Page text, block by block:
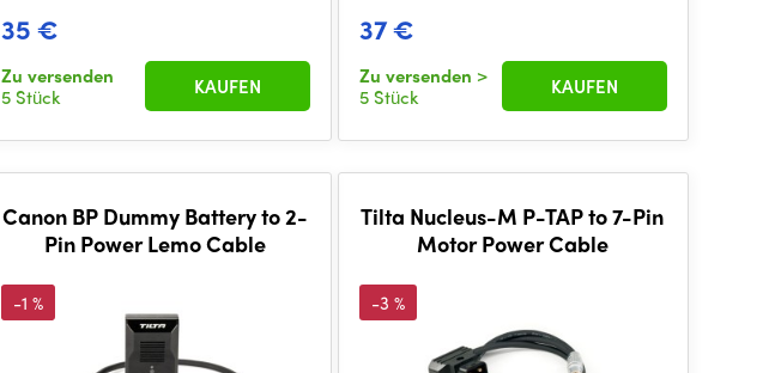
35 €
Zu versenden
5 Stück
KAUFEN
37 €
Zu versenden >
5 Stück
KAUFEN
Canon BP Dummy Battery to 2-
Pin Power Lemo Cable
-1 %
Tilta Nucleus-M P-TAP to 7-Pin
Motor Power Cable
-3 %